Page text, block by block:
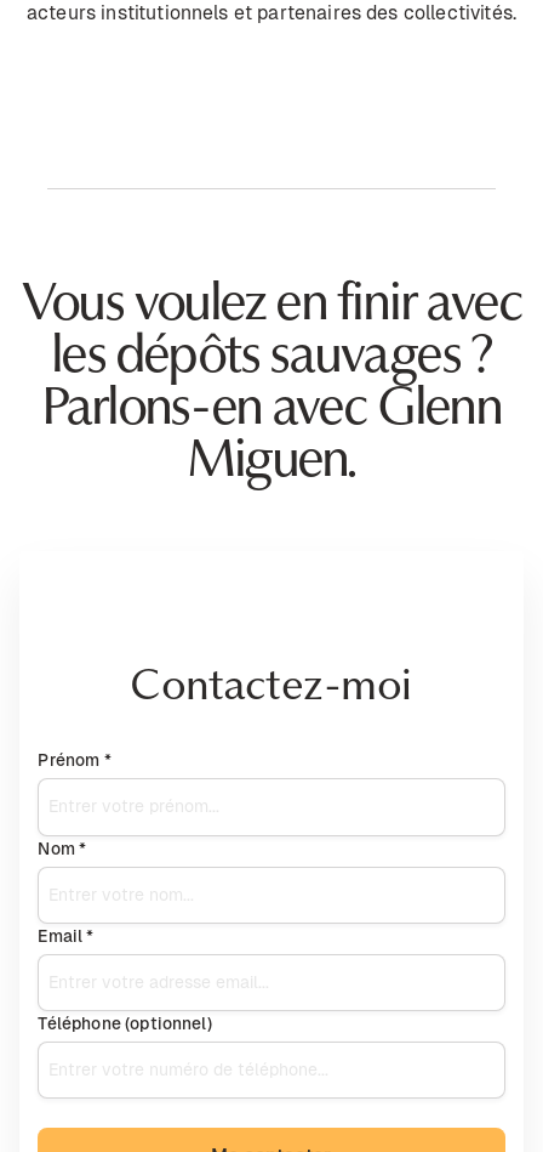
acteurs institutionnels et partenaires des collectivités.
Vous voulez en finir avec
les dépôts sauvages ?
Parlons-en avec Glenn
Miguen.
Contactez-moi
Prénom *
Nom *
Email *
Téléphone (optionnel)